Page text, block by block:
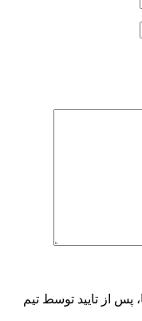
از تایید توسط تیم